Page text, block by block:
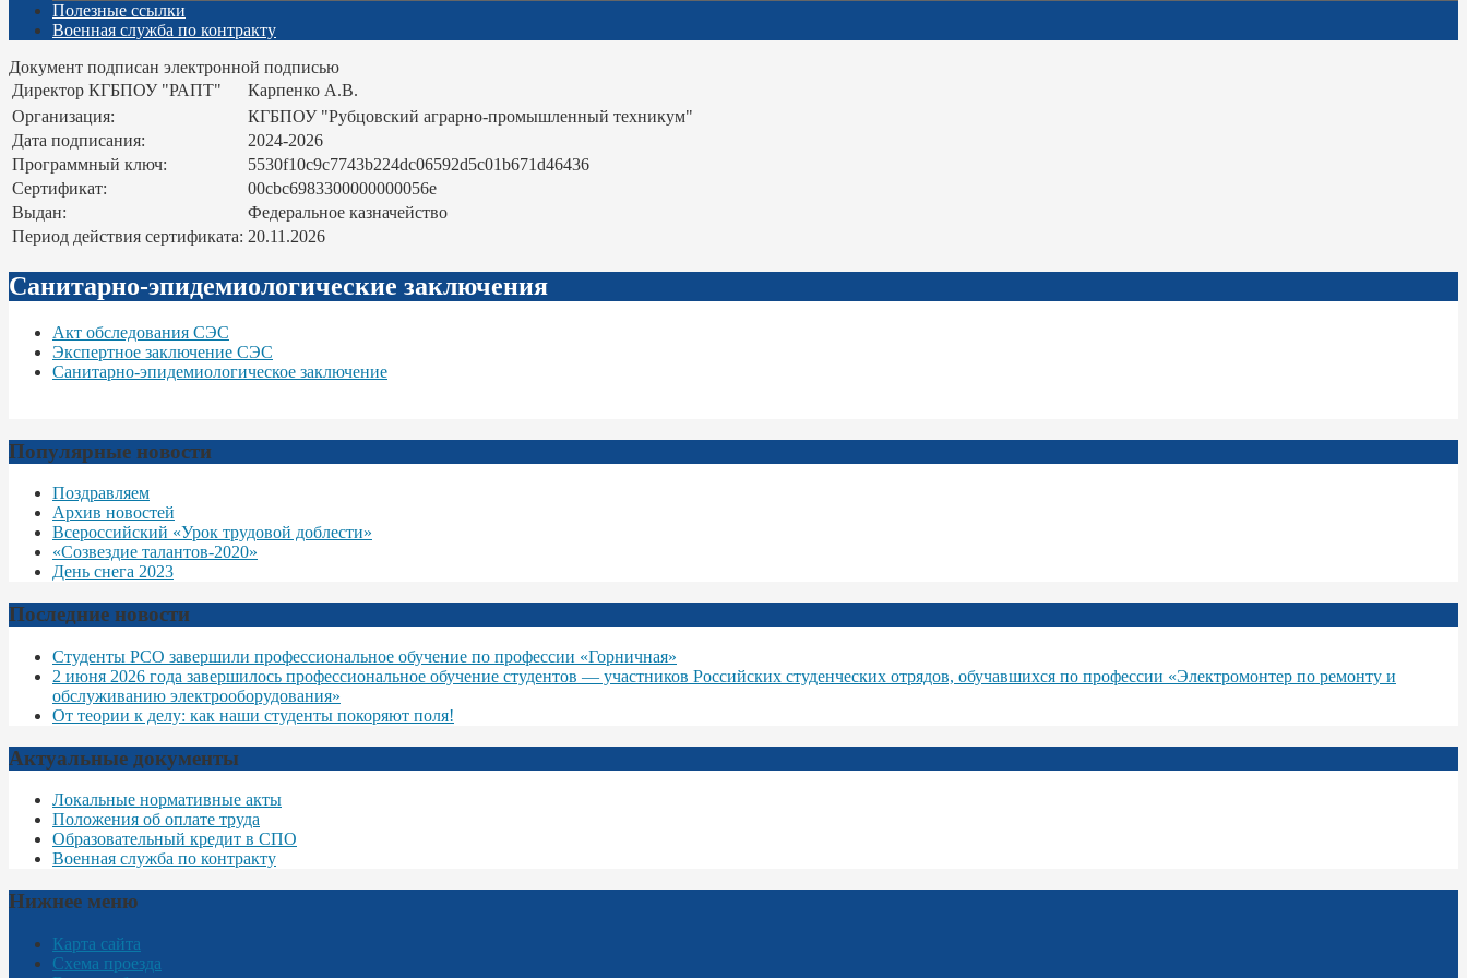
Полезные ссылки
Военная служба по контракту
Документ подписан электронной подписью
Директор КГБПОУ "РАПТ"
Карпенко А.В.
Организация:
КГБПОУ "Рубцовский аграрно-промышленный техникум"
Дата подписания:
2024-2026
Программный ключ:
5530f10c9c7743b224dc06592d5c01b671d46436
Сертификат:
00cbc6983300000000056e
Выдан:
Федеральное казначейство
Период действия сертификата: 20.11.2026
Санитарно-эпидемиологические заключения
Акт обследования СЭС
Экспертное заключение СЭС
Санитарно-эпидемиологическое заключение
Популярные новости
Поздравляем
Архив новостей
Всероссийский «Урок трудовой доблести»
«Созвездие талантов-2020»
День снега 2023
Последние новости
Студенты РСО завершили профессиональное обучение по профессии «Горничная»
2 июня 2026 года завершилось профессиональное обучение студентов — участников Российских студенческих отрядов, обучавшихся по профессии «Электромонтер по ремонту и
обслуживанию электрооборудования»
От теории к делу: как наши студенты покоряют поля!
Актуальные документы
Локальные нормативные акты
Положения об оплате труда
Образовательный кредит в СПО
Военная служба по контракту
Нижнее меню
Карта сайта
Схема проезда